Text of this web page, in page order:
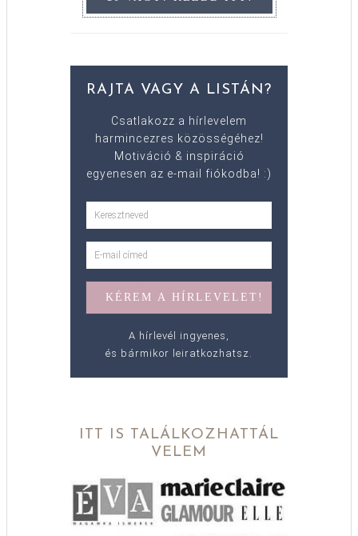
RAJTA VAGY A LISTÁN?
Csatlakozz a hírlevelem
harmincezres közösségéhez!
Motiváció & inspiráció
egyenesen az e-mail fiókodba! :)
A hírlevél ingyenes,
és bármikor leiratkozhatsz.
ITT IS TALÁLKOZHATTÁL
VELEM